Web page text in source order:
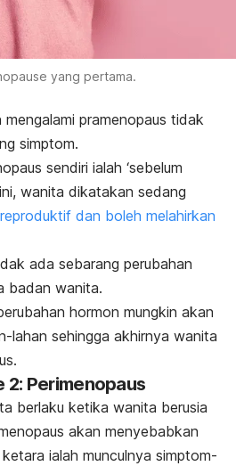
yang pertama.
pramenopaus tidak
simptom.
sendiri ialah ‘sebelum
wanita dikatakan sedang
dan boleh melahirkan
ada sebarang perubahan
badan wanita.
hormon mungkin akan
lahan sehingga akhirnya wanita
2: Perimenopaus
berlaku ketika wanita berusia
akan menyebabkan
ialah munculnya simptom-